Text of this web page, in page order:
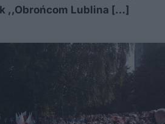
,,Obrońcom Lublina […]